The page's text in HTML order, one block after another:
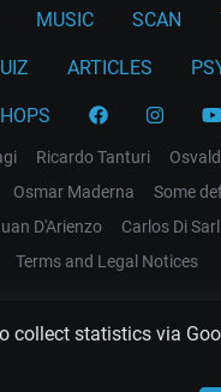
collect statistics via
MUSIC SCAN
ARTICLES
Ricardo Tanturi
Osmar Maderna
Some
D'Arienzo
Carlos Di
Terms and Legal Notices
EL RECODO TANGO